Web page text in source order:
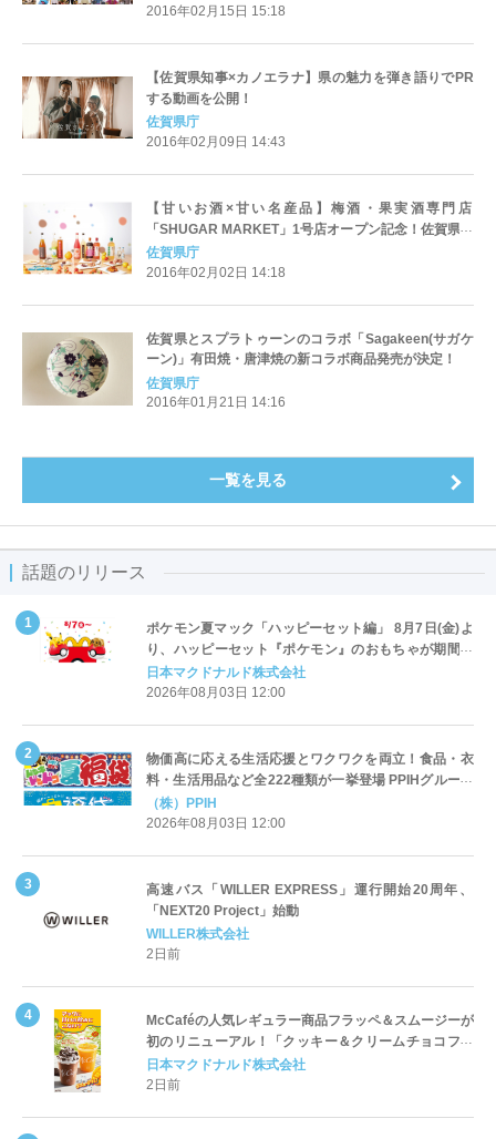
2016年02月15日 15:18
【佐賀県知事×カノエラナ】県の魅力を弾き語りでPR
する動画を公開！
佐賀県庁
2016年02月09日 14:43
【甘いお酒×甘い名産品】梅酒・果実酒専門店
「SHUGAR MARKET」1号店オープン記念！佐賀県の
甘い名産品が期間限定で登場！
佐賀県庁
2016年02月02日 14:18
佐賀県とスプラトゥーンのコラボ「Sagakeen(サガケ
ーン)」有田焼・唐津焼の新コラボ商品発売が決定！
佐賀県庁
2016年01月21日 14:16
一覧を見る
話題のリリース
ポケモン夏マック「ハッピーセット編」 8月7日(金)よ
り、ハッピーセット『ポケモン』のおもちゃが期間限
定登場
日本マクドナルド株式会社
2026年08月03日 12:00
物価高に応える生活応援とワクワクを両立！食品・衣
料・生活用品など全222種類が一挙登場 PPIHグループ
「夏福袋」＆セール 8月6日(木)より順次スタート
（株）PPIH
2026年08月03日 12:00
高速バス「WILLER EXPRESS」運行開始20周年、
「NEXT20 Project」始動
WILLER株式会社
2日前
McCaféの人気レギュラー商品フラッペ＆スムージーが
初のリニューアル！「クッキー＆クリームチョコフラ
ッペ」「マンゴースムージー」8月5日（水）から販売
開始
日本マクドナルド株式会社
2日前